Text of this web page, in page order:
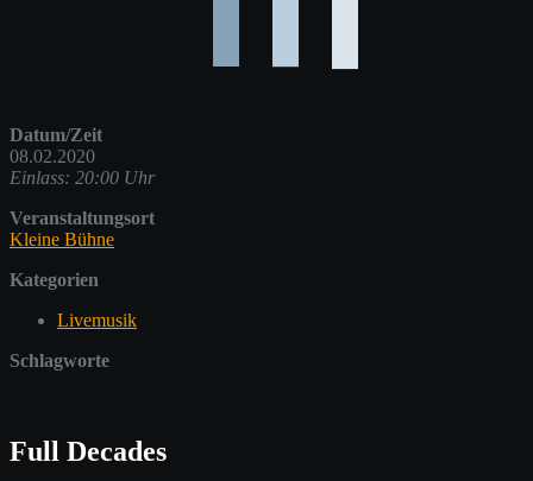
Datum/Zeit
08.02.2020
Einlass: 20:00 Uhr
Veranstaltungsort
Kleine Bühne
Kategorien
Livemusik
Schlagworte
Full Decades